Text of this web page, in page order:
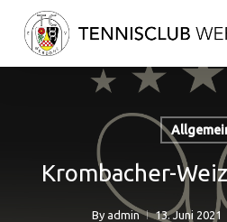
Krombacher-
By admin 13. Juni 2021